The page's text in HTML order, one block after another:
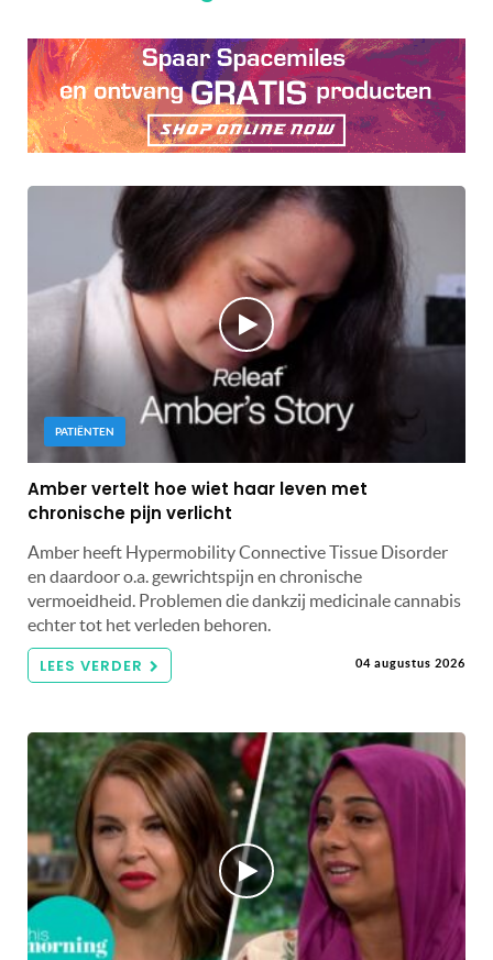
PATIËNTEN
Amber vertelt hoe wiet haar leven met
chronische pijn verlicht
Amber heeft Hypermobility Connective Tissue Disorder
en daardoor o.a. gewrichtspijn en chronische
vermoeidheid. Problemen die dankzij medicinale cannabis
echter tot het verleden behoren.
LEES VERDER 04 augustus 2026